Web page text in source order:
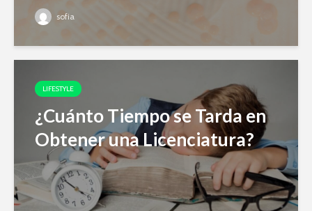
sofia
LIFESTYLE
¿Cuánto Tiempo se Tarda en
Obtener una Licenciatura?